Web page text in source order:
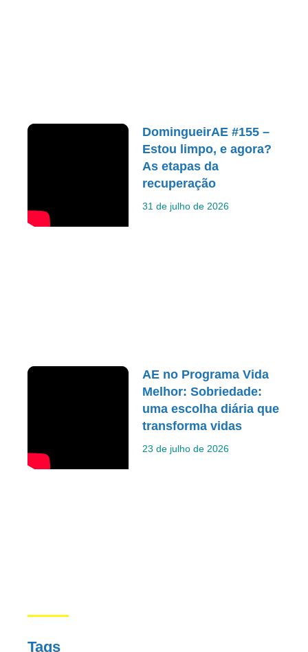
DomingueirAE #155 –
Estou limpo, e agora?
As etapas da
recuperação
31 de julho de 2026
AE no Programa Vida
Melhor: Sobriedade:
uma escolha diária que
transforma vidas
23 de julho de 2026
Tags